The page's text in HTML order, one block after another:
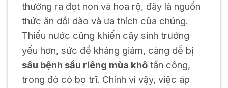
thường ra đọt non và hoa rộ, đây là nguồn
thức ăn dồi dào và ưa thích của chúng.
Thiếu nước cũng khiến cây sinh trưởng
yếu hơn, sức đề kháng giảm, càng dễ bị
sâu bệnh sầu riêng mùa khôtấn công,
trong đó có bọ trĩ. Chính vì vậy, việc áp